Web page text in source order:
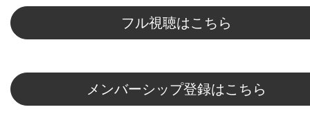
フル視聴はこちら
メンバーシップ登録はこちら